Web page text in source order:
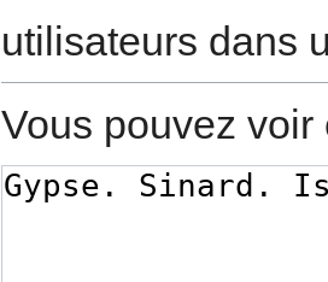
utilisateurs dans
Vous pouvez